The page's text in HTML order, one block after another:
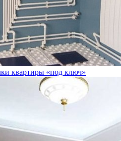
квартиры «под ключ»